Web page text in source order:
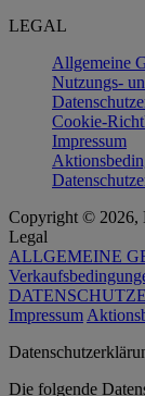
LEGAL
Allgemeine
Nutzungs-
Cookie-
Impressum
Copyright © 2026,
Legal
ALLGEMEINE
Impressum
Die folgende